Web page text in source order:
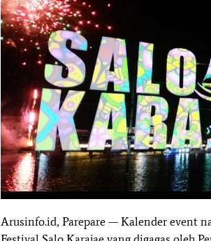
Arusinfo.id, Parepare — Kalender event